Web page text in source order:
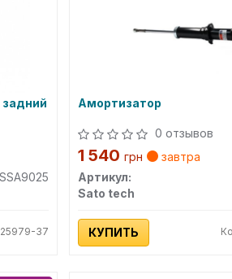
SSA9025
37
Амортизатор
0 отзывов
1 540 грн
завтра
Артикул:
Sato tech
КУПИТЬ